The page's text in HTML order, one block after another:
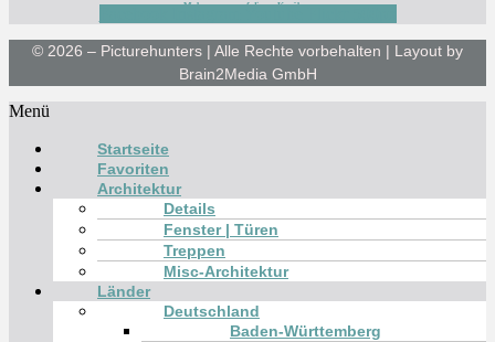
Mehr von uns auf diesen Kanälen:
© 2026 – Picturehunters | Alle Rechte vorbehalten | Layout by
Brain2Media GmbH
Menü
Startseite
Favoriten
Architektur
Details
Fenster | Türen
Treppen
Misc-Architektur
Länder
Deutschland
Baden-Württemberg